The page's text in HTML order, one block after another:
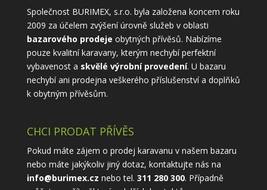
Společnost BURIMEX, s.r.o. byla založena koncem roku
2009 za účelem zvýšení úrovně služeb v oblasti
bazarového prodeje obytných přívěsů. Nabízíme
pouze kvalitní karavany, kterým nechybí perfektní
vybavenost a skvělé výrobní provedení. U bazaru
nechybí ani prodejna veškerého příslušenství a doplňků
k obytným přívěsům.
CHCI PRODAT PŘÍVĚS
Pokud máte zájem o prodej karavanu v našem bazaru
nebo máte jakýkoliv jiný dotaz, kontaktujte nás na
info@burimex.cz nebo tel. 311 280 300. Případně